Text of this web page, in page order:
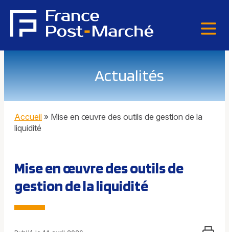
Actualités
Accueil » Mise en œuvre des outils de gestion de la
liquidité
Mise en œuvre des outils de
gestion de la liquidité